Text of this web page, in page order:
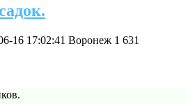
16 17:02:41 Воронеж 1 631